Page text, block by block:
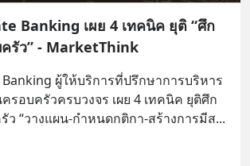
Banking เผย 4 เทคนิค ยุติ “ศึก
รัว” - MarketThink
Banking ผู้ให้บริการที่ปรึกษาการบริหาร
รอบครัวครบวงจร เผย 4 เทคนิค ยุติศึก
ว “วางแผน-กำหนดกติกา-สร้างการมีส